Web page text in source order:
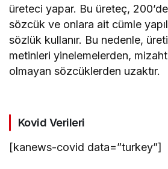
üreteci yapar. Bu üreteç,
sözcük ve onlara ait cümle
sözlük kullanır. Bu nedenle,
metinleri yinelemelerden,
olmayan sözcüklerden uzaktır.
Kovid Verileri
[kanews-covid data=”turkey”]